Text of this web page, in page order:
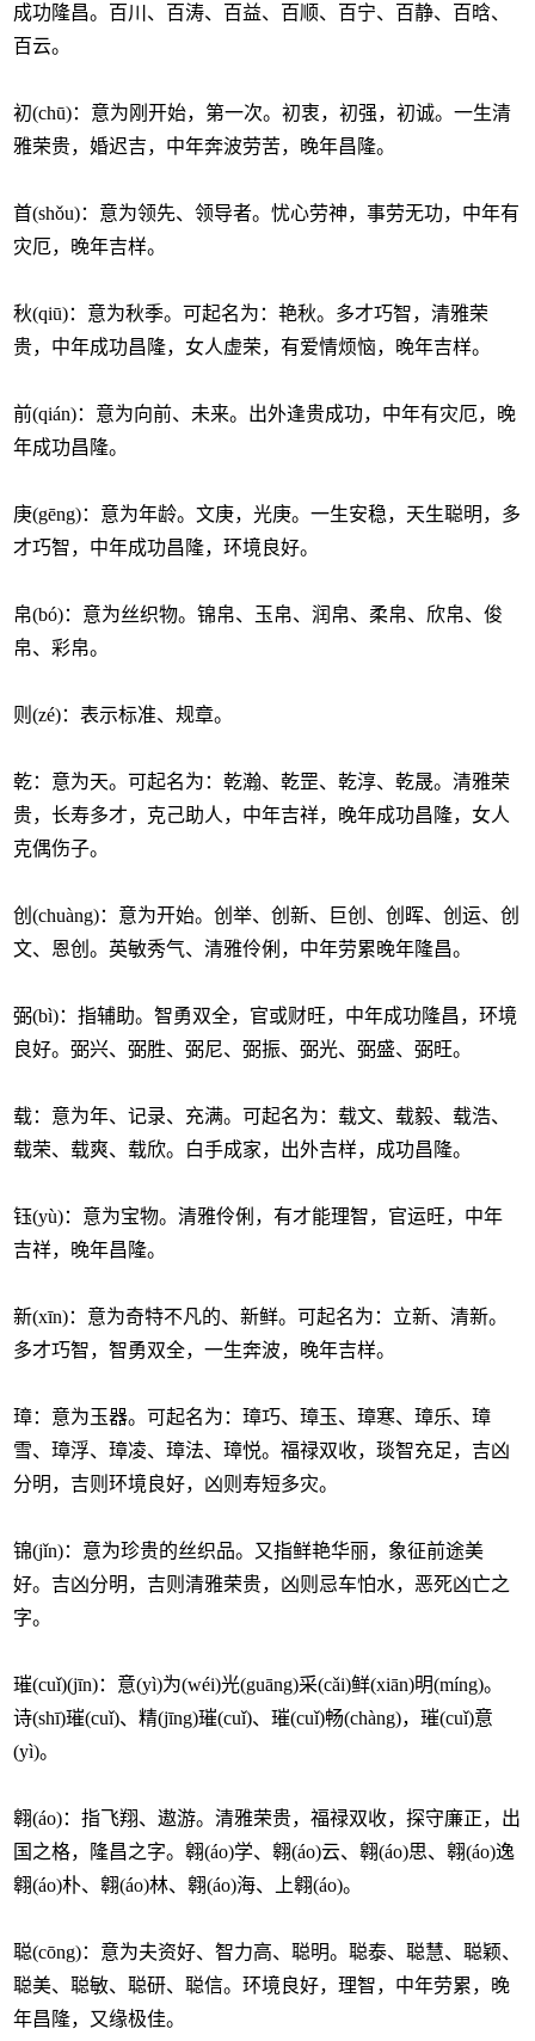
成功隆昌。百川、百涛、百益、百顺、百宁、百静、百晗、
百云。
初(chū)：意为刚开始，第一次。初衷，初强，初诚。一生清
雅荣贵，婚迟吉，中年奔波劳苦，晚年昌隆。
首(shǒu)：意为领先、领导者。忧心劳神，事劳无功，中年有
灾厄，晚年吉样。
秋(qiū)：意为秋季。可起名为：艳秋。多才巧智，清雅荣
贵，中年成功昌隆，女人虚荣，有爱情烦恼，晚年吉样。
前(qián)：意为向前、未来。出外逢贵成功，中年有灾厄，晚
年成功昌隆。
庚(gēng)：意为年龄。文庚，光庚。一生安稳，天生聪明，多
才巧智，中年成功昌隆，环境良好。
帛(bó)：意为丝织物。锦帛、玉帛、润帛、柔帛、欣帛、俊
帛、彩帛。
则(zé)：表示标准、规章。
乾：意为天。可起名为：乾瀚、乾罡、乾淳、乾晟。清雅荣
贵，长寿多才，克己助人，中年吉祥，晚年成功昌隆，女人
克偶伤子。
创(chuàng)：意为开始。创举、创新、巨创、创晖、创运、创
文、恩创。英敏秀气、清雅伶俐，中年劳累晚年隆昌。
弼(bì)：指辅助。智勇双全，官或财旺，中年成功隆昌，环境
良好。弼兴、弼胜、弼尼、弼振、弼光、弼盛、弼旺。
载：意为年、记录、充满。可起名为：载文、载毅、载浩、
载荣、载爽、载欣。白手成家，出外吉样，成功昌隆。
钰(yù)：意为宝物。清雅伶俐，有才能理智，官运旺，中年
吉祥，晚年昌隆。
新(xīn)：意为奇特不凡的、新鲜。可起名为：立新、清新。
多才巧智，智勇双全，一生奔波，晚年吉样。
璋：意为玉器。可起名为：璋巧、璋玉、璋寒、璋乐、璋
雪、璋浮、璋凌、璋法、璋悦。福禄双收，琰智充足，吉凶
分明，吉则环境良好，凶则寿短多灾。
锦(jǐn)：意为珍贵的丝织品。又指鲜艳华丽，象征前途美
好。吉凶分明，吉则清雅荣贵，凶则忌车怕水，恶死凶亡之
字。
璀(cuǐ)(jīn)：意(yì)为(wéi)光(guāng)采(cǎi)鲜(xiān)明(míng)。
诗(shī)璀(cuǐ)、精(jīng)璀(cuǐ)、璀(cuǐ)畅(chàng)，璀(cuǐ)意
(yì)。
翱(áo)：指飞翔、遨游。清雅荣贵，福禄双收，探守廉正，出
国之格，隆昌之字。翱(áo)学、翱(áo)云、翱(áo)思、翱(áo)逸
翱(áo)朴、翱(áo)林、翱(áo)海、上翱(áo)。
聪(cōng)：意为夫资好、智力高、聪明。聪泰、聪慧、聪颖、
聪美、聪敏、聪研、聪信。环境良好，理智，中年劳累，晚
年昌隆，又缘极佳。